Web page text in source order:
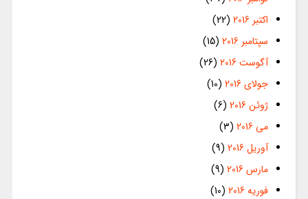
اکتبر 2016
(22)
سپتامبر 2016
(15)
آگوست 2016
(26)
جولای 2016
(10)
ژوئن 2016
(6)
می 2016
(3)
آوریل 2016
(9)
مارس 2016
(9)
فوریه 2016
(10)